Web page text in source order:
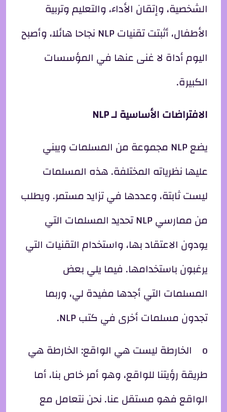
الشخصية، وإتقان الأداء، والتعليم وتربية
الأطفال، أثبتت تقنيات NLP نجاحا هائلا، وأصبح
اليوم أداة لا غنى عنها في المؤسسات
الكبيرة.
الافتراضات الأساسية لـNLP
يضع NLP مجموعة من المسلمات ويبني
عليها نظرياته المختلفة. هذه المسلمات
ليست ثابتة، وعددها في تزايد مستمر. ويطلب
من ممارسي NLP تحديد المسلمات التي
يودون الاعتقاد بها، واستخدام التقنيات التي
يرغبون باستخدامها. فيما يلي بعض
المسلمات التي أجدها مفيدة لي، وربما
تجدون مسلمات أخرى في كتب NLP.
o الخارطة ليست هي الواقع: الخارطة هي
طريقة رؤيتنا للواقع، وهو أمر خاص بنا، أما
الواقع فهو مستقل عنا. نحن نتعامل مع